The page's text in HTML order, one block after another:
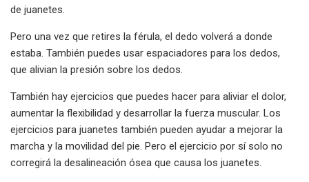
de juanetes.
Pero una vez que retires la férula, el dedo volverá a donde
estaba. También puedes usar espaciadores para los dedos,
que alivian la presión sobre los dedos.
También hay ejercicios que puedes hacer para aliviar el dolor,
aumentar la flexibilidad y desarrollar la fuerza muscular. Los
ejercicios para juanetes también pueden ayudar a mejorar la
marcha y la movilidad del pie. Pero el ejercicio por sí solo no
corregirá la desalineación ósea que causa los juanetes.